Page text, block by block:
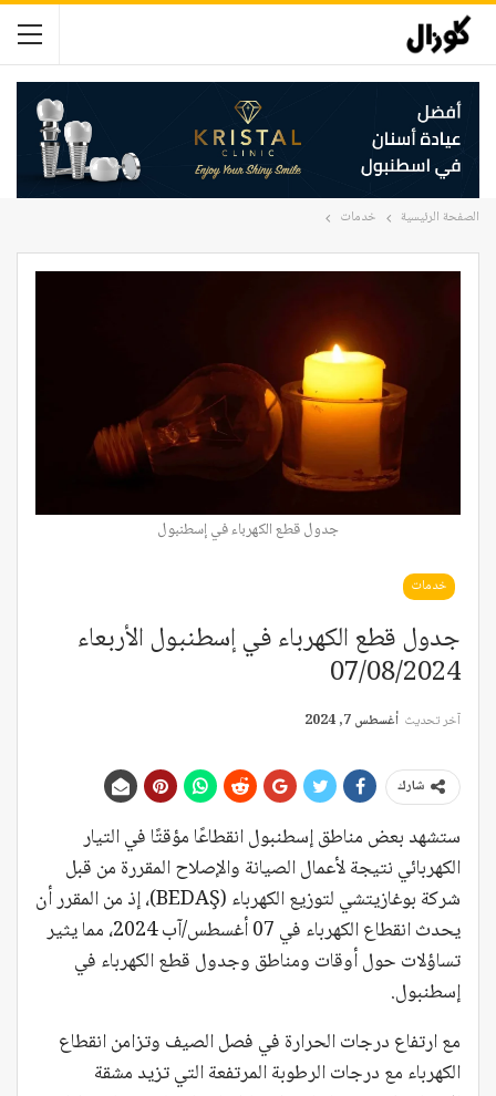
الصفحة الرئيسية خدمات
جدول قطع الكهرباء في إسطنبول
خدمات
جدول قطع الكهرباء في إسطنبول الأربعاء
07/08/2024
آخر تحديث أغسطس 7, 2024
شارك
ستشهد بعض مناطق إسطنبول انقطاعًا مؤقتًا في التيار
الكهربائي نتيجة لأعمال الصيانة والإصلاح المقررة من قبل
شركة بوغازيتشي لتوزيع الكهرباء (BEDAŞ)، إذ من المقرر أن
يحدث انقطاع الكهرباء في 07 أغسطس/آب 2024، مما يثير
تساؤلات حول أوقات ومناطق وجدول قطع الكهرباء في
إسطنبول.
مع ارتفاع درجات الحرارة في فصل الصيف وتزامن انقطاع
الكهرباء مع درجات الرطوبة المرتفعة التي تزيد مشقة